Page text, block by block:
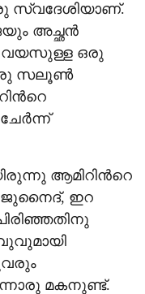
സ്വദേശിയാണ്.
അച്ഛൻ
വയസുള്ള ഒരു
സലൂൺ
ആമിറിന്‍റെ
ജുനൈദ്, ഇറ
മകനുണ്ട്.